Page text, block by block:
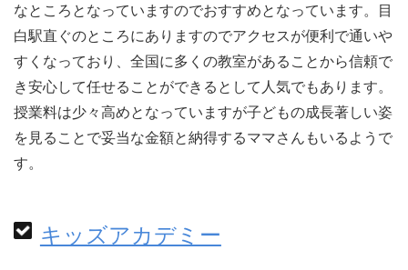
なところとなっていますのでおすすめとなっています。目
白駅直ぐのところにありますのでアクセスが便利で通いや
すくなっており、全国に多くの教室があることから信頼で
き安心して任せることができるとして人気でもあります。
授業料は少々高めとなっていますが子どもの成長著しい姿
を見ることで妥当な金額と納得するママさんもいるようで
す。
キッズアカデミー